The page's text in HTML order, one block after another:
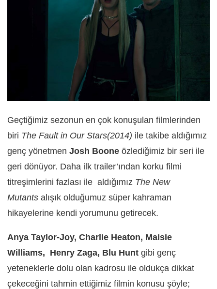
Geçtiğimiz sezonun en çok konuşulan filmlerinden
biri The Fault in Our Stars(2014) ile takibe aldığımız
genç yönetmen Josh Boone özlediğimiz bir seri ile
geri dönüyor. Daha ilk trailer’ından korku filmi
titreşimlerini fazlası ile aldığımız The New
Mutants alışık olduğumuz süper kahraman
hikayelerine kendi yorumunu getirecek.
Anya Taylor-Joy, Charlie Heaton, Maisie
Williams, Henry Zaga, Blu Hunt gibi genç
yeteneklerle dolu olan kadrosu ile oldukça dikkat
çekeceğini tahmin ettiğimiz filmin konusu şöyle;